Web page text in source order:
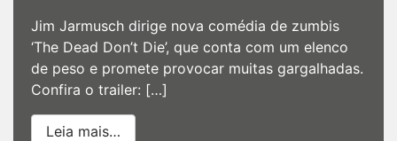
Jim Jarmusch dirige nova comédia de zumbis
‘The Dead Don’t Die’, que conta com um elenco
de peso e promete provocar muitas gargalhadas.
Confira o trailer: […]
Leia mais…